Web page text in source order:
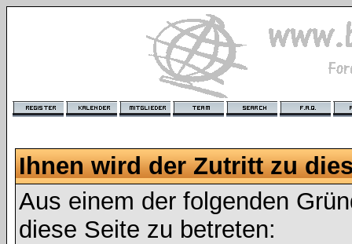
Ihnen wird der Zutritt zu
Aus einem der folgenden
diese Seite zu betreten: